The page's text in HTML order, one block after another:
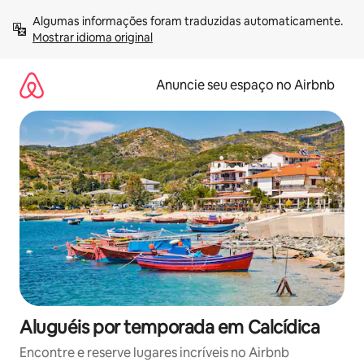
para
Mostrar idioma original
Anuncie seu espaço no Airbnb
Aluguéis por temporada em Calcídica
Encontre e reserve lugares incríveis no Airbnb